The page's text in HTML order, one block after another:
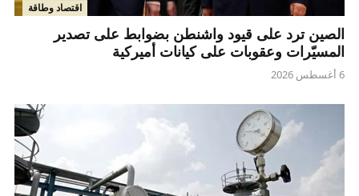
اقتصاد وطاقة
الصين ترد على قيود واشنطن بضوابط على تصدير
المسيّرات وعقوبات على كيانات أميركية
6 أغسطس 2026